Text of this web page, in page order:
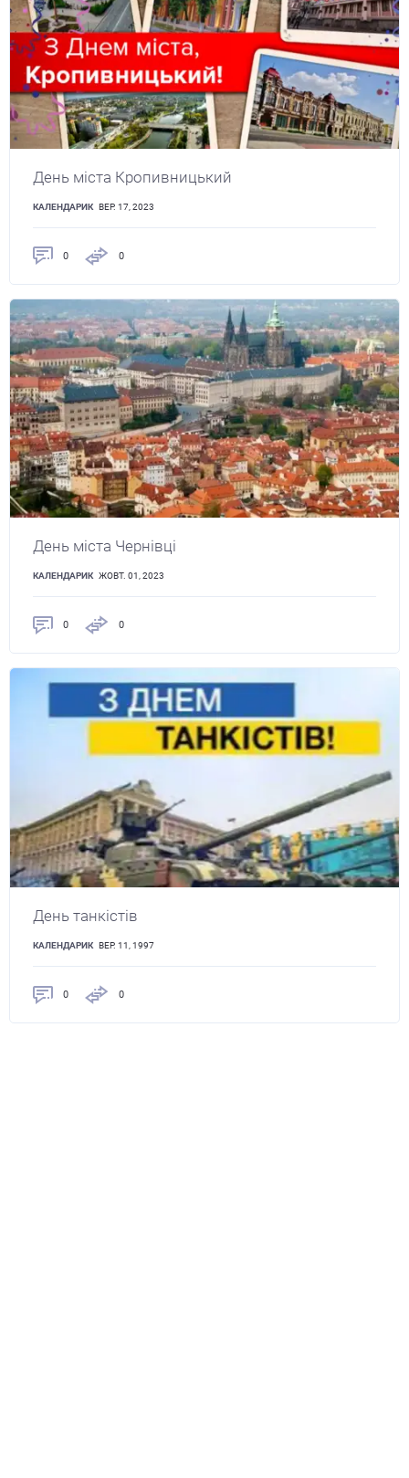
День міста Кропивницький
КАЛЕНДАРИК ВЕР. 17, 2023
0 0
День міста Чернівці
КАЛЕНДАРИК ЖОВТ. 01, 2023
0 0
День танкістів
КАЛЕНДАРИК ВЕР. 11, 1997
0 0